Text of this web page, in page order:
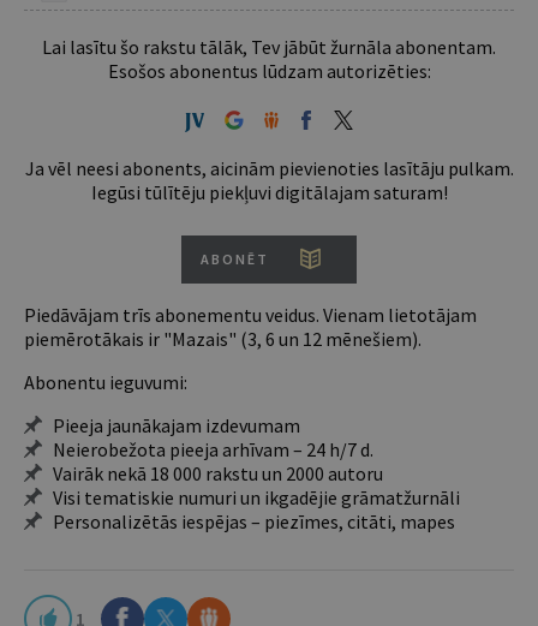
Lai lasītu šo rakstu tālāk, Tev jābūt žurnāla abonentam.
Esošos abonentus lūdzam autorizēties:
Ja vēl neesi abonents, aicinām pievienoties lasītāju pulkam.
Iegūsi tūlītēju piekļuvi digitālajam saturam!
ABONĒT
Piedāvājam trīs abonementu veidus. Vienam lietotājam
piemērotākais ir "Mazais" (3, 6 un 12 mēnešiem).
Abonentu ieguvumi:
Pieeja jaunākajam izdevumam
Neierobežota pieeja arhīvam – 24 h/7 d.
Vairāk nekā 18 000 rakstu un 2000 autoru
Visi tematiskie numuri un ikgadējie grāmatžurnāli
Personalizētās iespējas – piezīmes, citāti, mapes
1